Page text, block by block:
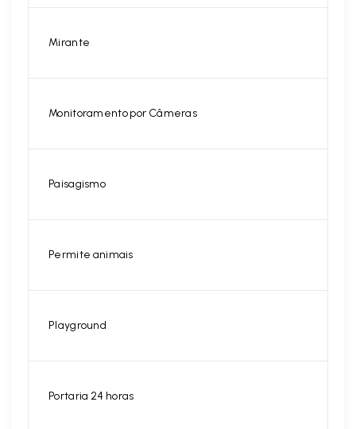
Mirante
Monitoramento por Câmeras
Paisagismo
Permite animais
Playground
Portaria 24 horas